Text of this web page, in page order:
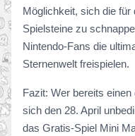
Möglichkeit, sich die
Spielsteine zu
Nintendo-Fans die
Sternenwelt freispielen.
Fazit: Wer bereits
sich den 28. April
das Gratis-Spiel Mini